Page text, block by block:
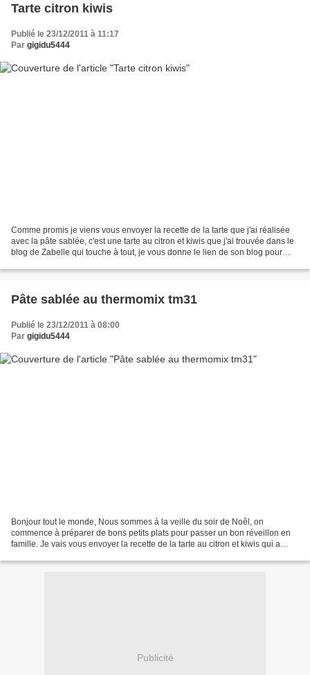
Tarte citron kiwis
Publié le 23/12/2011 à 11:17
Par gigidu5444
Comme promis je viens vous envoyer la recette de la tarte que j'ai réalisée
avec la pâte sablée, c'est une tarte au citron et kiwis que j'ai trouvée dans le
blog de Zabelle qui touche à tout, je vous donne le lien de son blog pour
Pâte sablée au thermomix tm31
Publié le 23/12/2011 à 08:00
Par gigidu5444
Bonjour tout le monde, Nous sommes à la veille du soir de Noêl, on
commence à préparer de bons petits plats pour passer un bon réveillon en
famille. Je vais vous envoyer la recette de la tarte au citron et kiwis qui a
Publicité